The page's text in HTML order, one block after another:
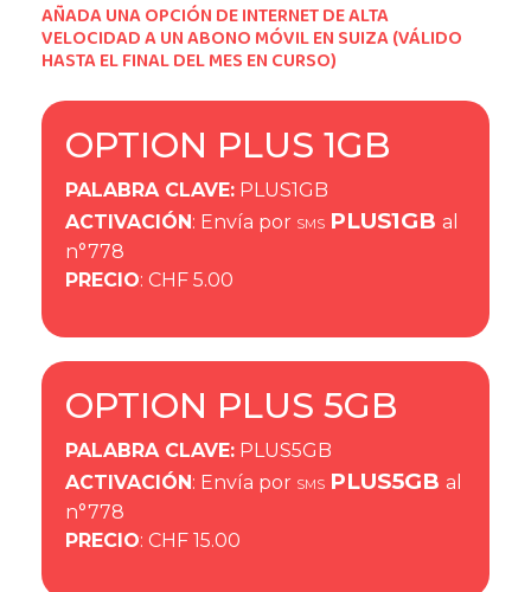
AÑADA UNA OPCIÓN DE INTERNET DE ALTA
VELOCIDAD A UN ABONO MÓVIL EN SUIZA (VÁLIDO
HASTA EL FINAL DEL MES EN CURSO)
OPTION PLUS 1GB
PALABRA CLAVE: PLUS1GB
ACTIVACIÓN: Envía por SMS PLUS1GB al
n°778
PRECIO: CHF 5.00
OPTION PLUS 5GB
PALABRA CLAVE: PLUS5GB
ACTIVACIÓN: Envía por SMS PLUS5GB al
n°778
PRECIO: CHF 15.00